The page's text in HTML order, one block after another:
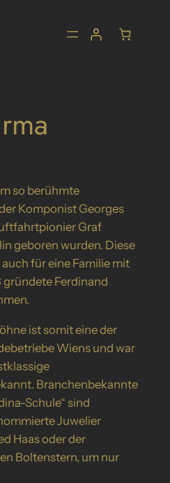
so berühmte
Komponist Georges
Graf
geboren wurden. Diese
für eine Familie mit
gründete Ferdinand
ist somit eine der
Wiens und war
Branchenbekannte
Schule“ sind
Juwelier
Haas oder der
Boltenstern, um nur